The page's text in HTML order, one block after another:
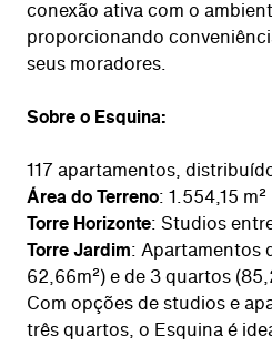
conexão ativa com o
proporcionando
seus moradores.
Sobre o Esquina:
117 apartamentos,
Área do Terreno: 1.554,15 m²
Torre Horizonte: Studios
Torre Jardim: Apartamentos
62,66m²) e de 3 quartos
Com opções de studios e
três quartos, o Esquina é